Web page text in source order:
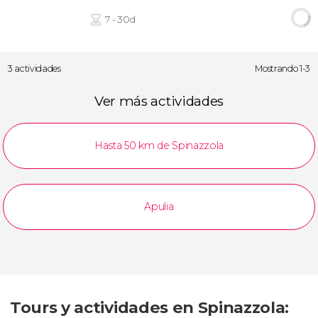
7 - 30d
3 actividades Mostrando 1-3
Ver más actividades
Hasta 50 km de Spinazzola
Apulia
Tours y actividades en Spinazzola: